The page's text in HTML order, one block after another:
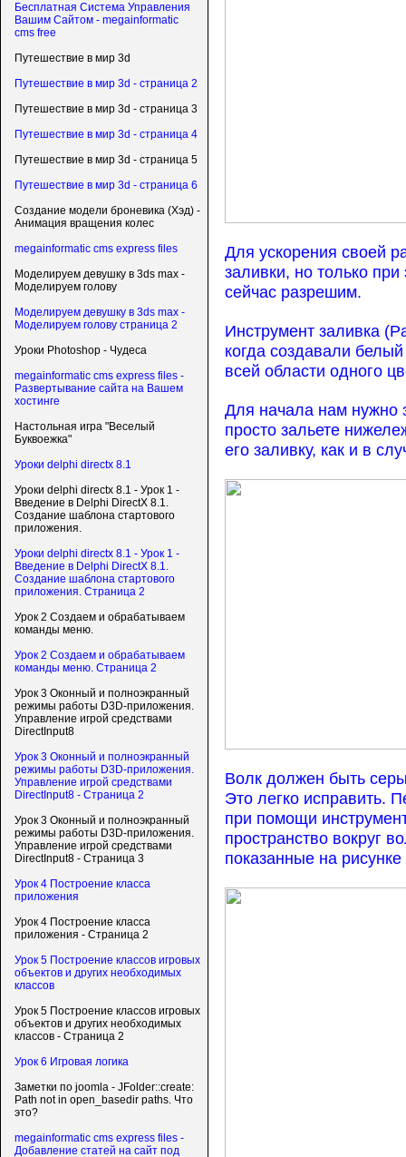
Бесплатная Система Управления
Вашим Сайтом - megainformatic
cms free
Путешествие в мир 3d
Путешествие в мир 3d - страница 2
Путешествие в мир 3d - страница 3
Путешествие в мир 3d - страница 4
Путешествие в мир 3d - страница 5
Путешествие в мир 3d - страница 6
Создание модели броневика (Хэд) -
Анимация вращения колес
megainformatic cms express files
Моделируем девушку в 3ds max -
Моделируем голову
Моделируем девушку в 3ds max -
Моделируем голову страница 2
Уроки Photoshop - Чудеса
megainformatic cms express files -
Развертывание сайта на Вашем
хостинге
Настольная игра "Веселый
Буквоежка"
Уроки delphi directx 8.1
Уроки delphi directx 8.1 - Урок 1 -
Введение в Delphi DirectX 8.1.
Создание шаблона стартового
приложения.
Уроки delphi directx 8.1 - Урок 1 -
Введение в Delphi DirectX 8.1.
Создание шаблона стартового
приложения. Страница 2
Урок 2 Создаем и обрабатываем
команды меню.
Урок 2 Создаем и обрабатываем
команды меню. Страница 2
Урок 3 Оконный и полноэкранный
режимы работы D3D-приложения.
Управление игрой средствами
DirectInput8
Урок 3 Оконный и полноэкранный
режимы работы D3D-приложения.
Управление игрой средствами
DirectInput8 - Страница 2
Урок 3 Оконный и полноэкранный
режимы работы D3D-приложения.
Управление игрой средствами
DirectInput8 - Страница 3
Урок 4 Построение класса
приложения
Урок 4 Построение класса
приложения - Страница 2
Урок 5 Построение классов игровых
объектов и других необходимых
классов
Урок 5 Построение классов игровых
объектов и других необходимых
классов - Страница 2
Урок 6 Игровая логика
Заметки по joomla - JFolder::create:
Path not in open_basedir paths. Что
это?
megainformatic cms express files -
Добавление статей на сайт под
Для ускорения своей
заливки, но только
сейчас разрешим.
Инструмент заливка
когда создавали
всей области одного
Для начала нам нужно
просто зальете
его заливку, как и в
Волк должен быть
Это легко исправить.
при помощи
пространство вокруг
показанные на рисунке